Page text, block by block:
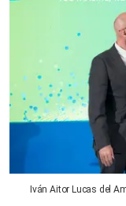
Iván Aitor Lucas del